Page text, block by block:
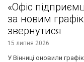
«Офіс
за новим
звернутися
15 липня 2026
У Вінниці оновили